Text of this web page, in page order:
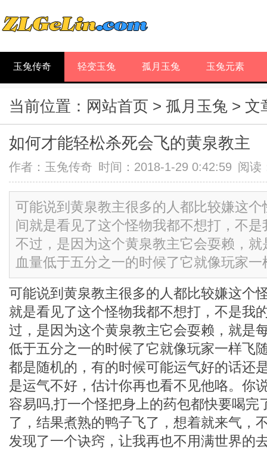
玉兔传奇 轻变玉兔 孤月玉兔 玉兔元素
当前位置： 网站首页 > 孤月玉兔 > 文
如何才能轻松杀死会飞的黄泉教主
作者： 玉兔传奇 时间：2018-1-29 0:42:59 阅读
可能说到黄泉教主很多的人都比较嫌这
间就是看见了这个怪物我都不想打，不
不过，是因为这个黄泉教主它会耍赖，
血量低于五分之一的时候了它就像玩家
可能说到黄泉教主很多的人都比较嫌这个
就是看见了这个怪物我都不想打，不是我
过，是因为这个黄泉教主它会耍赖，就是
低于五分之一的时候了它就像玩家一样飞
都是随机的，有的时候可能运气好的话还
是运气不好，估计你再也看不见他咯。你
容易吗,打一个怪把身上的药包都快要喝完
了，结果煮熟的鸭子飞了，想着就来气，
发现了一个诀窍，让我再也不用满世界的